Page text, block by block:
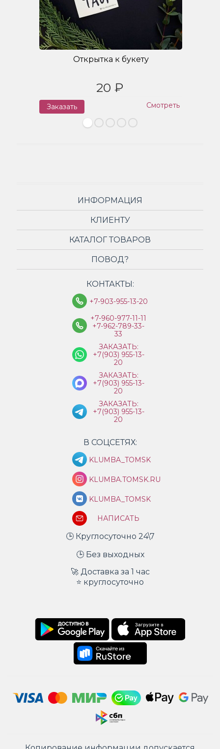
Открытка к букету
20 ₽
Заказать Смотреть
ИНФОРМАЦИЯ
КЛИЕНТУ
КАТАЛОГ ТОВАРОВ
ПОВОД?
КОНТАКТЫ:
+7-903-955-13-20
+7-960-977-11-11
+7-962-789-33-
33
ЗАКАЗАТЬ:
+7(903) 955-13-
20
ЗАКАЗАТЬ:
+7(903) 955-13-
20
ЗАКАЗАТЬ:
+7(903) 955-13-
20
В СОЦСЕТЯХ:
KLUMBA_TOMSK
KLUMBA.TOMSK.RU
KLUMBA_TOMSK
НАПИСАТЬ
🕒 Круглосуточно 24\7
🕒 Без выходных
🚀 Доставка за 1 час
⭐ круглосуточно